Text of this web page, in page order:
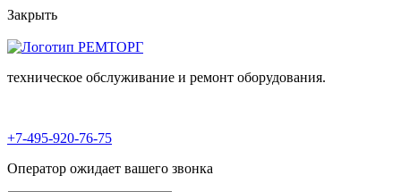
Закрыть
техническое обслуживание и ремонт оборудования.
+7-495-920-76-75
Оператор ожидает вашего звонка